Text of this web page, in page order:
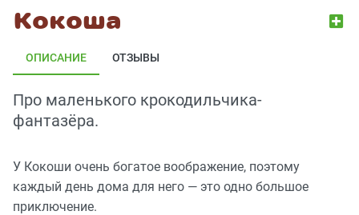
Кокоша
ОПИСАНИЕ ОТЗЫВЫ
Про маленького крокодильчика-
фантазёра.
У Кокоши очень богатое воображение, поэтому
каждый день дома для него — это одно большое
приключение.